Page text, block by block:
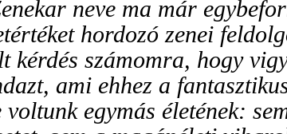
neve ma már
hordozó zenei
kérdés számomra, hogy
ami ehhez a
voltunk egymás életének: